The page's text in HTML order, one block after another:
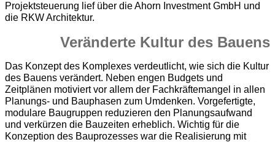
Projektsteuerung lief über die Ahorn Investment GmbH und
die RKW Architektur.
Veränderte Kultur des Bauens
Das Konzept des Komplexes verdeutlicht, wie sich die Kultur
des Bauens verändert. Neben engen Budgets und
Zeitplänen motiviert vor allem der Fachkräftemangel in allen
Planungs- und Bauphasen zum Umdenken. Vorgefertigte,
modulare Baugruppen reduzieren den Planungsaufwand
und verkürzen die Bauzeiten erheblich. Wichtig für die
Konzeption des Bauprozesses war die Realisierung mit